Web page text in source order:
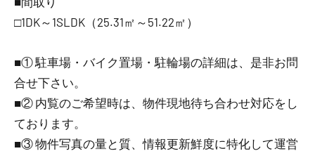
□1DK～1SLDK（25.31㎡～51.22㎡）
■① 駐車場・バイク置場・駐輪場の詳細は、是非お問
合せ下さい。
■② 内覧のご希望時は、物件現地待ち合わせ対応をし
ております。
■③ 物件写真の量と質、情報更新鮮度に特化して運営